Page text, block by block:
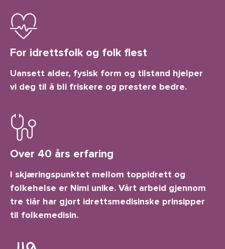
For idrettsfolk og folk flest
Uansett alder, fysisk form og tilstand hjelper
vi deg til å bli friskere og prestere bedre.
Over 40 års erfaring
I skjæringspunktet mellom toppidrett og
folkehelse er Nimi unike. Vårt arbeid gjennom
tre tiår har gjort idrettsmedisinske prinsipper
til folkemedisin.